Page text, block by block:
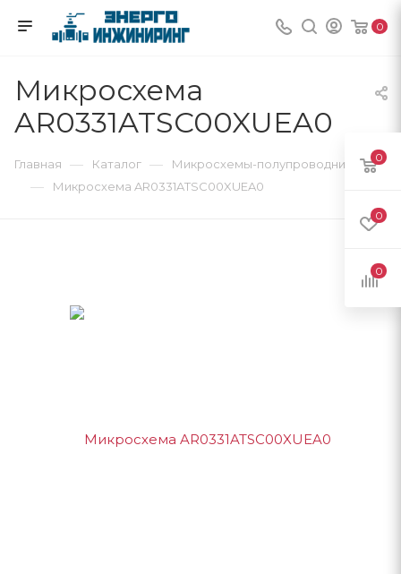
0
Микросхема
AR0331ATSC00XUEA0
Главная — Каталог — Микросхемы-полупроводники
— Микросхема AR0331ATSC00XUEA0
0
0
0